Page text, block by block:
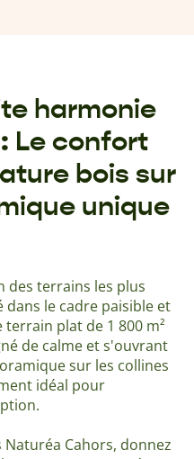
harmonie
Le confort
bois sur
unique
des terrains les plus
dans le cadre paisible et
terrain plat de 1 800 m²
de calme et s'ouvrant
sur les collines
idéal pour
Cahors, donnez